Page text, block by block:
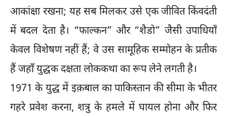
आकांक्षा रखना; यह सब मिलकर उसे एक जीवित किंवदंती
में बदल देता है। “फाल्कन” और “शैडो” जैसी उपाधियाँ
केवल विशेषण नहीं हैं; वे उस सामूहिक सम्मोहन के प्रतीक
हैं जहाँ युद्धक दक्षता लोककथा का रूप लेने लगती है।
1971 के युद्ध में इक़बाल का पाकिस्तान की सीमा के भीतर
गहरे प्रवेश करना, शत्रु के हमले में घायल होना और फिर